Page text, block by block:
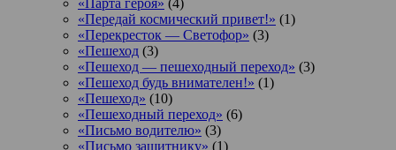
«Передай космический привет!» (1)
«Перекресток — Светофор» (3)
«Пешеход (3)
«Пешеход — пешеходный переход» (3)
«Пешеход будь внимателен!» (1)
«Пешеход» (10)
«Пешеходный переход» (6)
«Письмо водителю» (3)
«Письмо защитнику» (1)